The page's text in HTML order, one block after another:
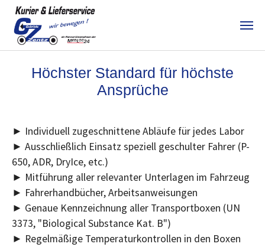
Höchster Standard für höchste
Ansprüche
► Individuell zugeschnittene Abläufe für jedes Labor
► Ausschließlich Einsatz speziell geschulter Fahrer (P-
650, ADR, DryIce, etc.)
► Mitführung aller relevanter Unterlagen im Fahrzeug
► Fahrerhandbücher, Arbeitsanweisungen
► Genaue Kennzeichnung aller Transportboxen (UN
3373, "Biological Substance Kat. B")
► Regelmäßige Temperaturkontrollen in den Boxen